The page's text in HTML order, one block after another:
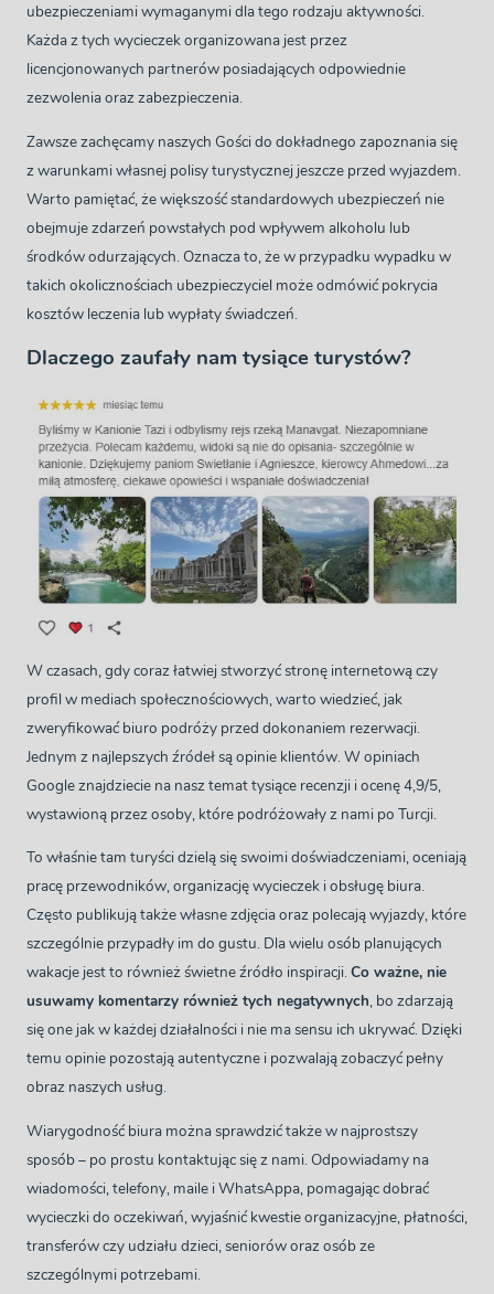
ubezpieczeniami wymaganymi dla tego rodzaju aktywności.
Każda z tych wycieczek organizowana jest przez
licencjonowanych partnerów posiadających odpowiednie
zezwolenia oraz zabezpieczenia.
Zawsze zachęcamy naszych Gości do dokładnego zapoznania się
z warunkami własnej polisy turystycznej jeszcze przed wyjazdem.
Warto pamiętać, że większość standardowych ubezpieczeń nie
obejmuje zdarzeń powstałych pod wpływem alkoholu lub
środków odurzających. Oznacza to, że w przypadku wypadku w
takich okolicznościach ubezpieczyciel może odmówić pokrycia
kosztów leczenia lub wypłaty świadczeń.
Dlaczego zaufały nam tysiące turystów?
W czasach, gdy coraz łatwiej stworzyć stronę internetową czy
profil w mediach społecznościowych, warto wiedzieć, jak
zweryfikować biuro podróży przed dokonaniem rezerwacji.
Jednym z najlepszych źródeł są opinie klientów. W opiniach
Google znajdziecie na nasz temat tysiące recenzji i ocenę 4,9/5,
wystawioną przez osoby, które podróżowały z nami po Turcji.
To właśnie tam turyści dzielą się swoimi doświadczeniami, oceniają
pracę przewodników, organizację wycieczek i obsługę biura.
Często publikują także własne zdjęcia oraz polecają wyjazdy, które
szczególnie przypadły im do gustu. Dla wielu osób planujących
wakacje jest to również świetne źródło inspiracji. Co ważne, nie
usuwamy komentarzy również tych negatywnych, bo zdarzają
się one jak w każdej działalności i nie ma sensu ich ukrywać. Dzięki
temu opinie pozostają autentyczne i pozwalają zobaczyć pełny
obraz naszych usług.
Wiarygodność biura można sprawdzić także w najprostszy
sposób – po prostu kontaktując się z nami. Odpowiadamy na
wiadomości, telefony, maile i WhatsAppa, pomagając dobrać
wycieczki do oczekiwań, wyjaśnić kwestie organizacyjne, płatności,
transferów czy udziału dzieci, seniorów oraz osób ze
szczególnymi potrzebami.